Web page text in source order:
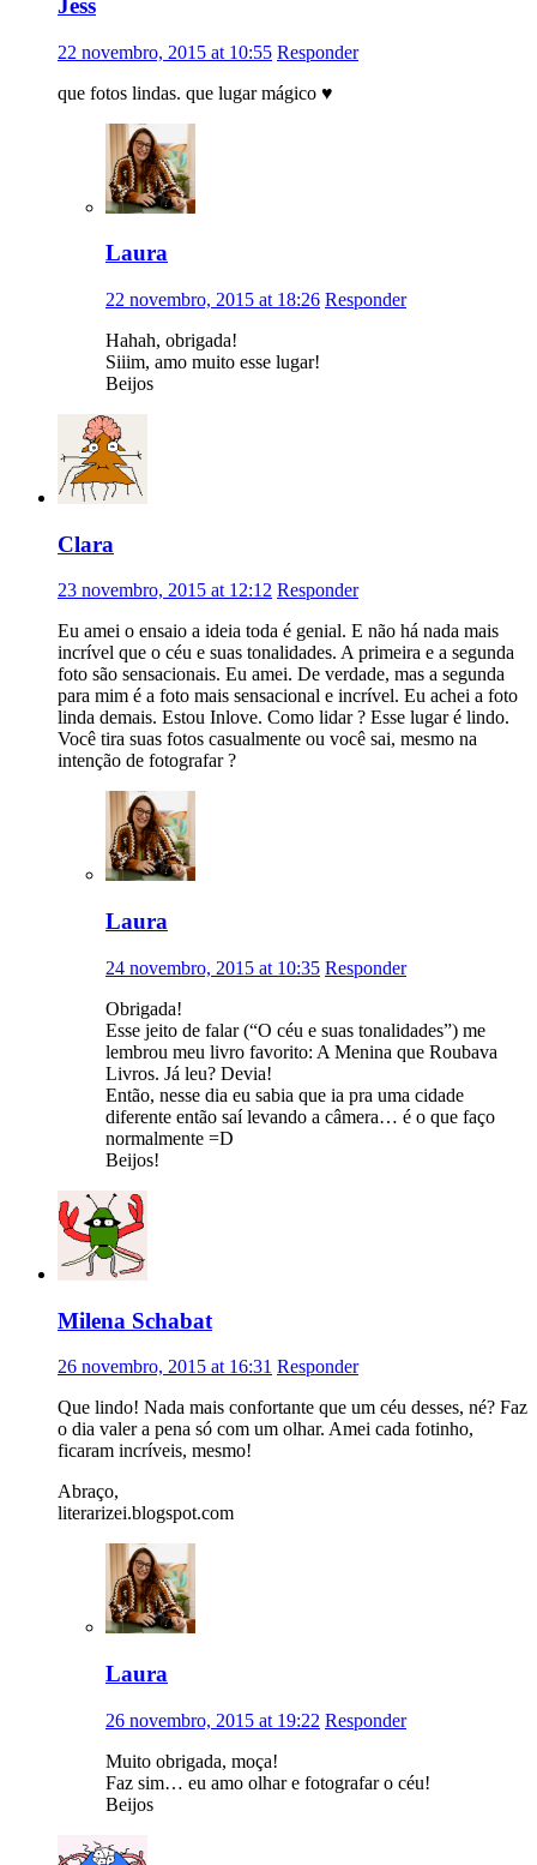
Jess
22 novembro, 2015 at 10:55 Responder
que fotos lindas. que lugar mágico ♥
Laura
22 novembro, 2015 at 18:26 Responder
Hahah, obrigada!
Siiim, amo muito esse lugar!
Beijos
Clara
23 novembro, 2015 at 12:12 Responder
Eu amei o ensaio a ideia toda é genial. E não há nada mais
incrível que o céu e suas tonalidades. A primeira e a segunda
foto são sensacionais. Eu amei. De verdade, mas a segunda
para mim é a foto mais sensacional e incrível. Eu achei a foto
linda demais. Estou Inlove. Como lidar ? Esse lugar é lindo.
Você tira suas fotos casualmente ou você sai, mesmo na
intenção de fotografar ?
Laura
24 novembro, 2015 at 10:35 Responder
Obrigada!
Esse jeito de falar (“O céu e suas tonalidades”) me
lembrou meu livro favorito: A Menina que Roubava
Livros. Já leu? Devia!
Então, nesse dia eu sabia que ia pra uma cidade
diferente então saí levando a câmera… é o que faço
normalmente =D
Beijos!
Milena Schabat
26 novembro, 2015 at 16:31 Responder
Que lindo! Nada mais confortante que um céu desses, né? Faz
o dia valer a pena só com um olhar. Amei cada fotinho,
ficaram incríveis, mesmo!
Abraço,
literarizei.blogspot.com
Laura
26 novembro, 2015 at 19:22 Responder
Muito obrigada, moça!
Faz sim… eu amo olhar e fotografar o céu!
Beijos